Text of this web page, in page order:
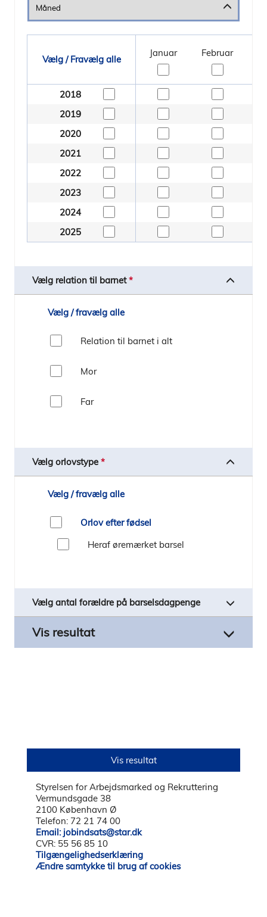
Styrelsen for Arbejdsmarked og Rekruttering
Vermundsgade 38
2100 København Ø
Telefon: 72 21 74 00
Email: jobindsats@star.dk
CVR: 55 56 85 10
Tilgængelighedserklæring
Ændre samtykke til brug af cookies